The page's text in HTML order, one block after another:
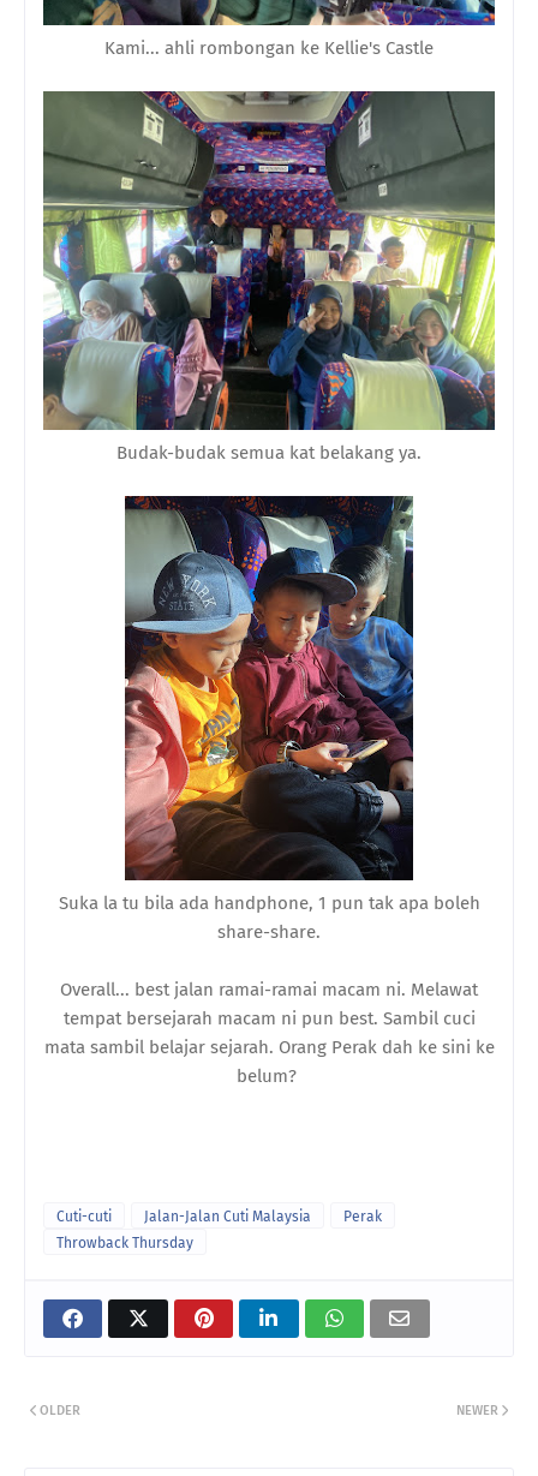
Kami... ahli rombongan ke Kellie's Castle
Budak-budak semua kat belakang ya.
Suka la tu bila ada handphone, 1 pun tak apa boleh
share-share.
Overall... best jalan ramai-ramai macam ni. Melawat
tempat bersejarah macam ni pun best. Sambil cuci
mata sambil belajar sejarah. Orang Perak dah ke sini ke
belum?
Cuti-cuti Jalan-Jalan Cuti Malaysia
Perak
Throwback Thursday
NEWER
OLDER